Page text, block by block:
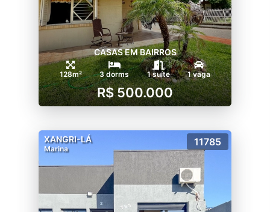
CASAS EM BAIRROS
128m² 3 dorms 1 suíte 1 vaga
R$ 500.000
XANGRI-LÁ
Marina
11785